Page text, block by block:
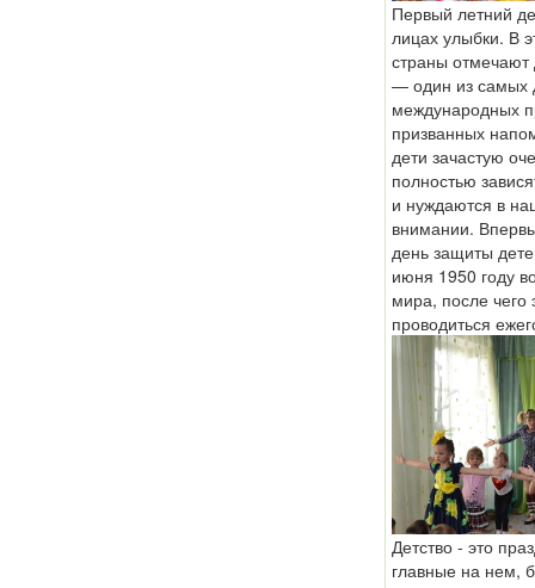
Первый летний
лицах улыбки. В
страны
— один из самых
международных
призванных
дети зачастую
полностью
и нуждаются в
внимании.
день защиты
июня 1950 году
мира, после чего
проводиться
Детство - это
главные на нем,